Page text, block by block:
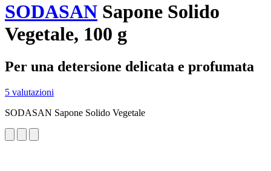
SODASAN Sapone Solido
Vegetale, 100 g
Per una detersione delicata e profumata
5 valutazioni
SODASAN Sapone Solido Vegetale